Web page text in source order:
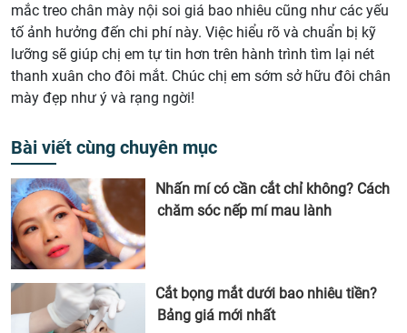
mắc treo chân mày nội soi giá bao nhiêu cũng như các yếu
tố ảnh hưởng đến chi phí này. Việc hiểu rõ và chuẩn bị kỹ
lưỡng sẽ giúp chị em tự tin hơn trên hành trình tìm lại nét
thanh xuân cho đôi mắt. Chúc chị em sớm sở hữu đôi chân
mày đẹp như ý và rạng ngời!
Bài viết cùng chuyên mục
Nhấn mí có cần cắt chỉ không? Cách
chăm sóc nếp mí mau lành
Cắt bọng mắt dưới bao nhiêu tiền?
Bảng giá mới nhất